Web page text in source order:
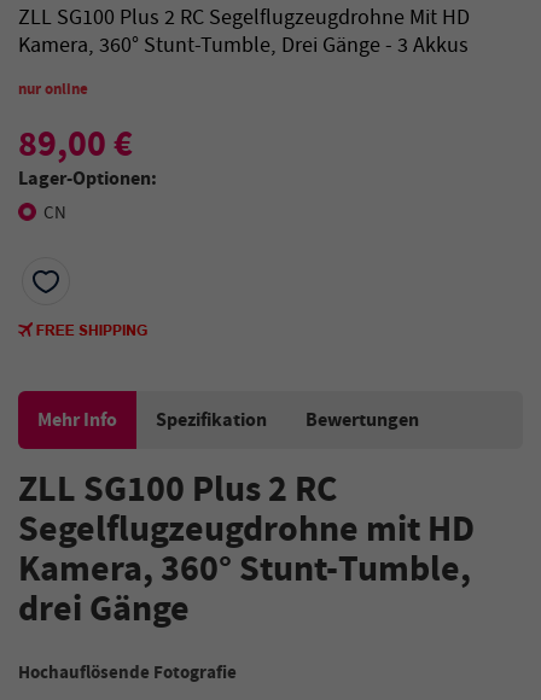
ZLL SG100 Plus 2 RC Segelflugzeugdrohne Mit HD
Kamera, 360° Stunt-Tumble, Drei Gänge - 3 Akkus
nur online
89,00 €
Lager-Optionen:
CN
Mehr Info Spezifikation Bewertungen
ZLL SG100 Plus 2 RC
Segelflugzeugdrohne mit HD
Kamera, 360° Stunt-Tumble,
drei Gänge
Hochauflösende Fotografie